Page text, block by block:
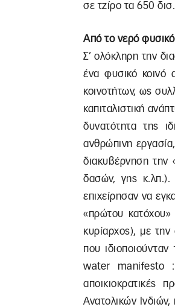
σε τζίρο τα 650
Από το νερό
Σ’ ολόκληρη την
ένα φυσικό κοινό
κοινοτήτων, ως
καπιταλιστική
δυνατότητα της
ανθρώπινη
διακυβέρνηση την
δασών, γης κ.λπ.).
επιχείρησαν να
«πρώτου κατόχου»
κυρίαρχος), με
που
water manifesto
αποικιοκρατικές
Ανατολικών